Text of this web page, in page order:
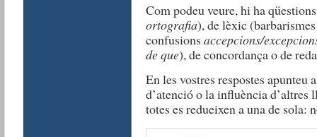
Com podeu veure, hi ha
ortografia), de lèxic
confusionsaccepcions/
de que), de concordança o de
En les vostres respostes apunteu
d’atenció o la influència d’altres
totes es redueixen a una de sola: